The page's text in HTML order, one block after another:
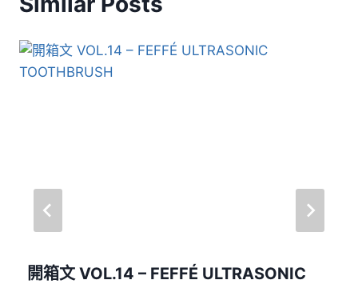
開箱文 VOL.14 – FEFFÉ ULTRASONIC